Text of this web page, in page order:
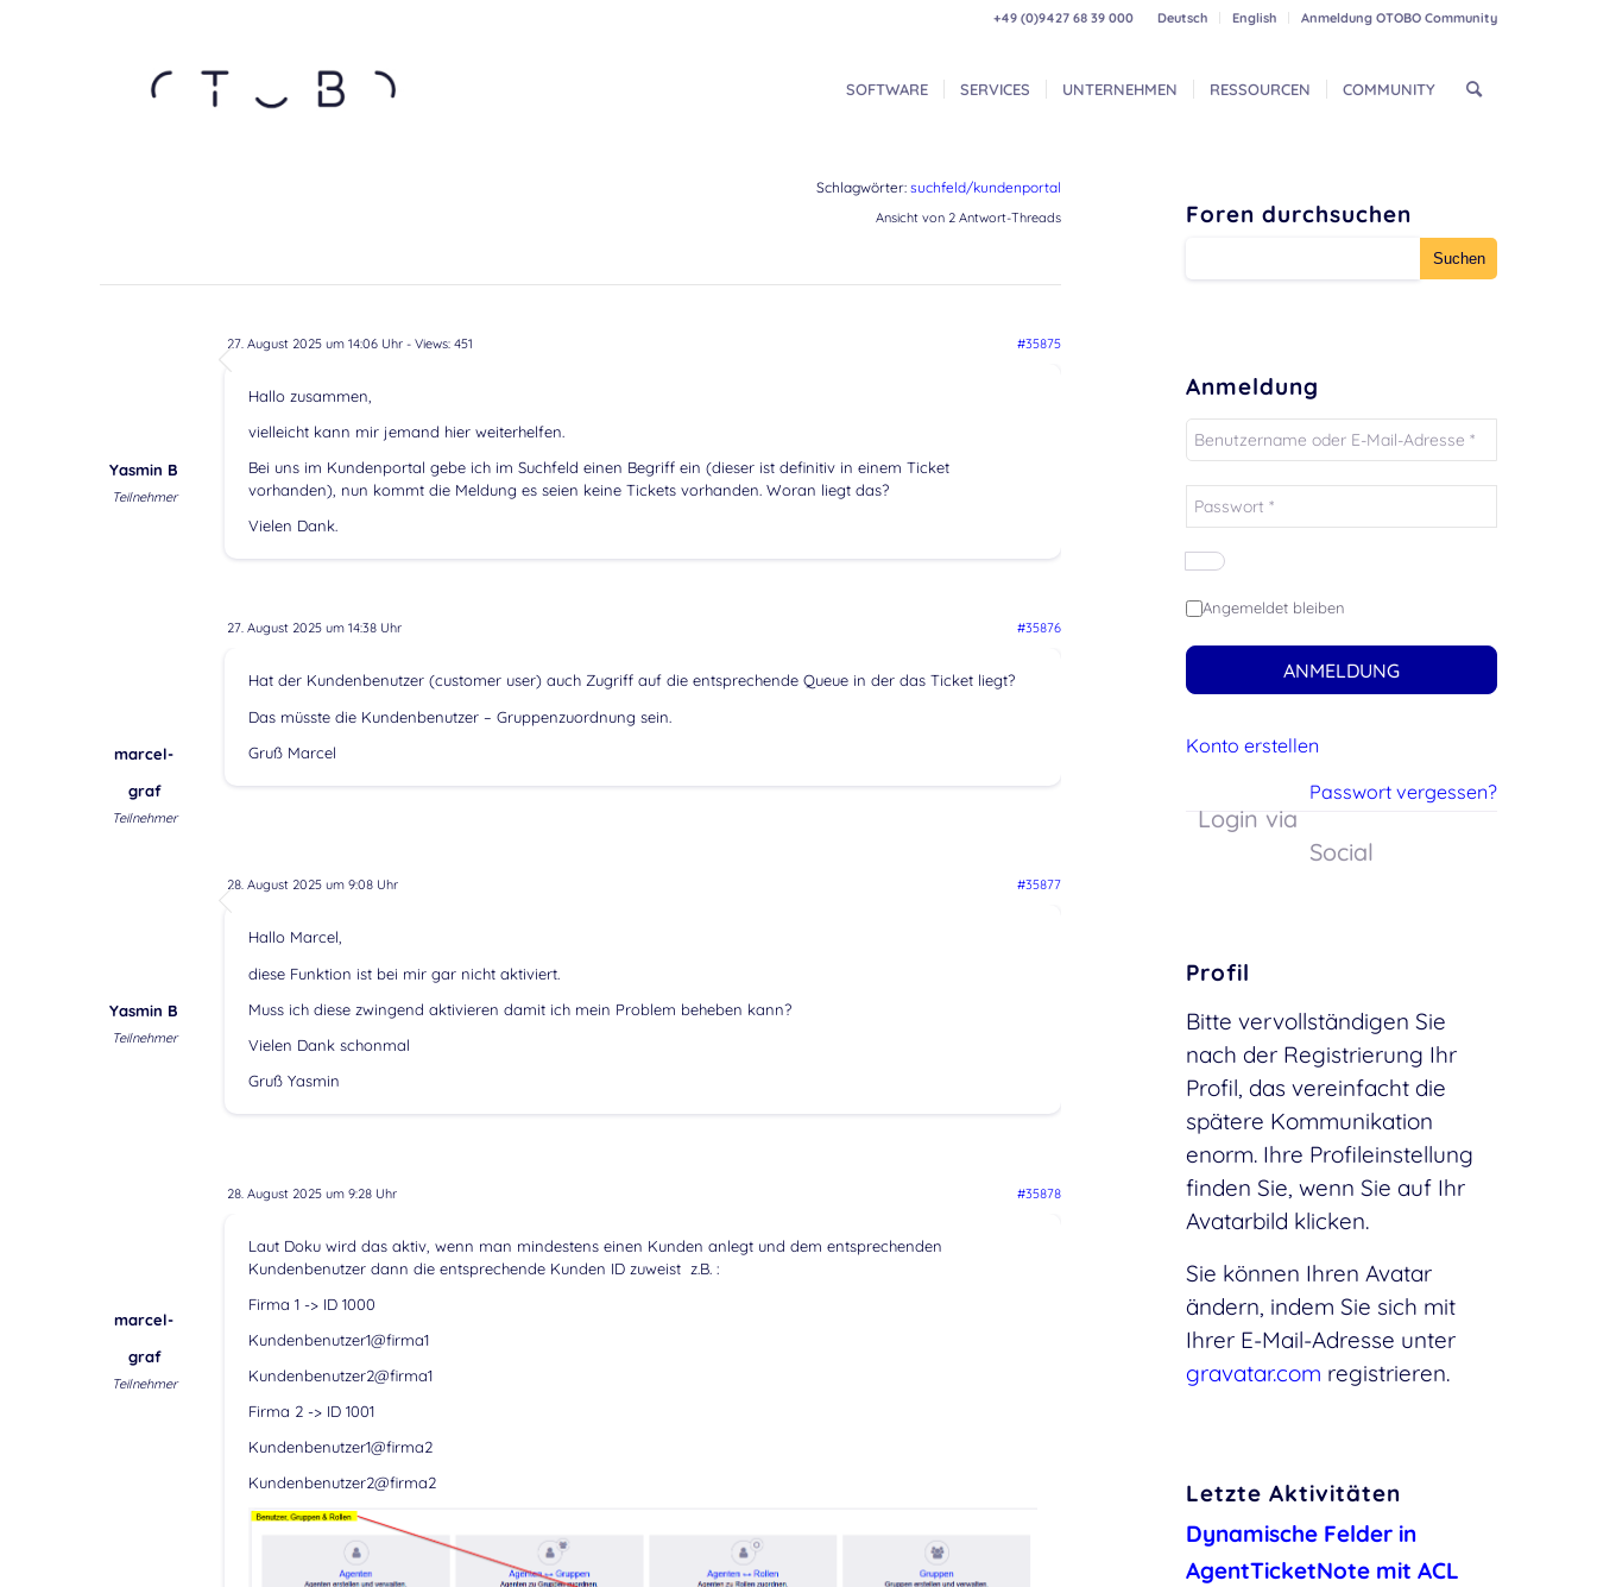
Deutsch English Anmeldung OTOBO Community
+49 (0)9427 68 39 000
SOFTWARE SERVICES UNTERNEHMEN RESSOURCEN COMMUNITY
Schlagwörter: suchfeld/kundenportal
Ansicht von 2 Antwort-Threads
27. August 2025 um 14:06 Uhr- Views: 451 #35875
Yasmin B
Teilnehmer
Hallo zusammen,
vielleicht kann mir jemand hier weiterhelfen.
Bei uns im Kundenportal gebe ich im Suchfeld einen Begriff ein (dieser ist definitiv in einem Ticket
vorhanden), nun kommt die Meldung es seien keine Tickets vorhanden. Woran liegt das?
Vielen Dank.
27. August 2025 um 14:38 Uhr #35876
marcel-
graf
Teilnehmer
Hat der Kundenbenutzer (customer user) auch Zugriff auf die entsprechende Queue in der das Ticket liegt?
Das müsste die Kundenbenutzer – Gruppenzuordnung sein.
Gruß Marcel
28. August 2025 um 9:08 Uhr #35877
Yasmin B
Teilnehmer
Hallo Marcel,
diese Funktion ist bei mir gar nicht aktiviert.
Muss ich diese zwingend aktivieren damit ich mein Problem beheben kann?
Vielen Dank schonmal
Gruß Yasmin
28. August 2025 um 9:28 Uhr #35878
marcel-
graf
Teilnehmer
Laut Doku wird das aktiv, wenn man mindestens einen Kunden anlegt und dem entsprechenden
Kundenbenutzer dann die entsprechende Kunden ID zuweist z.B. :
Firma 1 -> ID 1000
Kundenbenutzer1@firma1
Kundenbenutzer2@firma1
Firma 2 -> ID 1001
Kundenbenutzer1@firma2
Kundenbenutzer2@firma2
Foren durchsuchen
Anmeldung
Angemeldet bleiben
ANMELDUNG
Konto erstellen
Passwort vergessen?
Login via
Social
Profil
Bitte vervollständigen Sie
nach der Registrierung Ihr
Profil, das vereinfacht die
spätere Kommunikation
enorm. Ihre Profileinstellung
finden Sie, wenn Sie auf Ihr
Avatarbild klicken.
Sie können Ihren Avatar
ändern, indem Sie sich mit
Ihrer E-Mail-Adresse unter
gravatar.com registrieren.
Letzte Aktivitäten
Dynamische Felder in
AgentTicketNote mit ACL